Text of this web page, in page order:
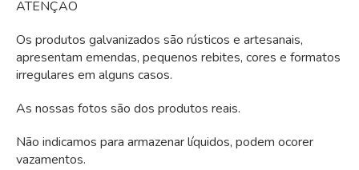
ATENÇÃO
Os produtos galvanizados são rústicos e artesanais,
apresentam emendas, pequenos rebites, cores e formatos
irregulares em alguns casos.
As nossas fotos são dos produtos reais.
Não indicamos para armazenar líquidos, podem ocorer
vazamentos.